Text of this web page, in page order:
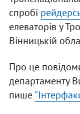
спробі
елеваторів у
Вінницькій
Про це
департаменту
пише